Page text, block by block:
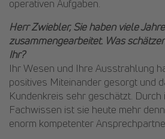
operativen Aufgaben.
Herr Zwiebler, Sie haben viele
zusammengearbeitet. Was
Ihr?
Ihr Wesen und Ihre Ausstrahlung
positives Miteinander gesorgt und
Kundenkreis sehr geschätzt.
Fachwissen ist sie heute mehr
enorm kompetenter